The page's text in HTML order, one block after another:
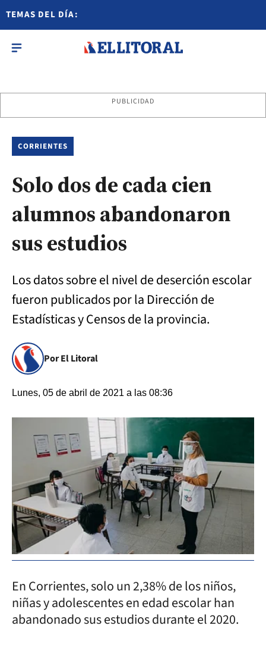
TEMAS DEL DÍA:
PUBLICIDAD
CORRIENTES
Solo dos de cada cien
alumnos abandonaron
sus estudios
Los datos sobre el nivel de deserción escolar
fueron publicados por la Dirección de
Estadísticas y Censos de la provincia.
Por El Litoral
Lunes, 05 de abril de 2021 a las 08:36
En Corrientes, solo un 2,38% delos niños,
niñas y adolescentes en edad escolar han
abandonado sus estudios durante el 2020.